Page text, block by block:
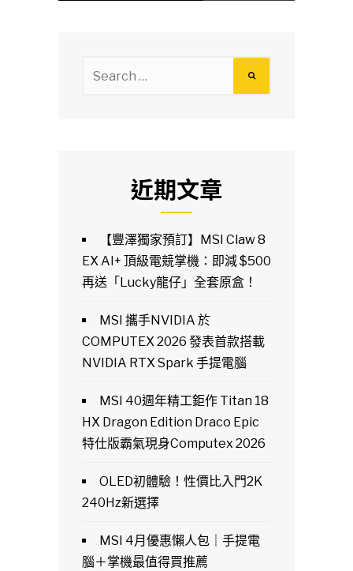
近期文章
【豐澤獨家預訂】MSI Claw 8
EX AI+ 頂級電競掌機：即減 $500
再送「Lucky龍仔」全套原盒！
MSI 攜手NVIDIA 於
COMPUTEX 2026 發表首款搭載
NVIDIA RTX Spark 手提電腦
MSI 40週年精工鉅作 Titan 18
HX Dragon Edition Draco Epic
特仕版霸氣現身Computex 2026
OLED初體驗！性價比入門2K
240Hz新選擇
MSI 4月優惠懶人包｜手提電
腦＋掌機最值得買推薦